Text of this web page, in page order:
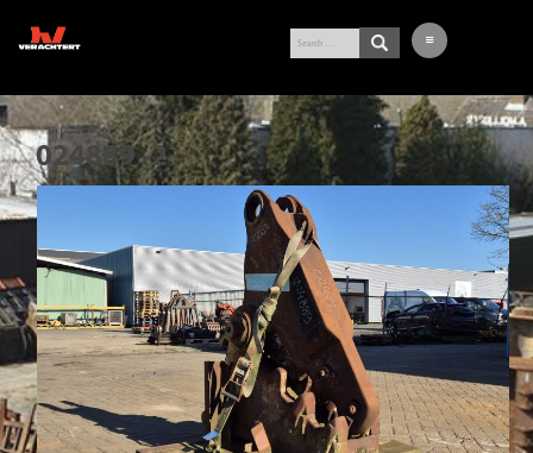
LATEST ARRIVALS
EXCAVATOR
WHEEL LOADER
BUY-IN SERVICE
VERACHTERT
CONTACT
NL
DE
024889 -2